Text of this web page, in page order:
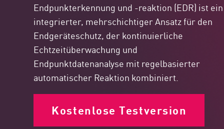
Endpunkterkennung und -reaktion (EDR) ist ein
integrierter, mehrschichtiger Ansatz für den
Endgeräteschutz, der kontinuierliche
Echtzeitüberwachung und
Endpunktdatenanalyse mit regelbasierter
automatischer Reaktion kombiniert.
Kostenlose Testversion